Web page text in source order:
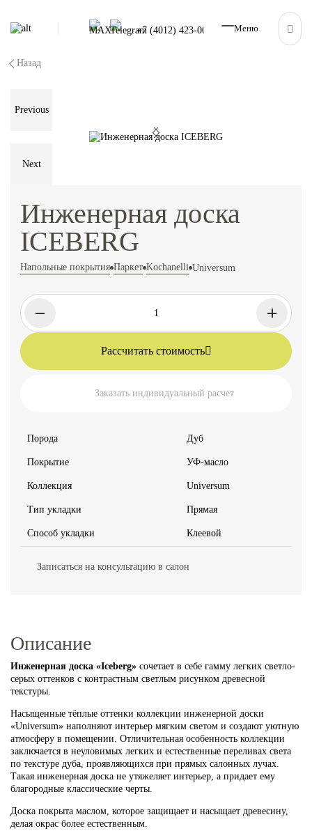
+7 (4012) 423-001 Меню
Назад
Previous
Next
Инженерная доска
ICEBERG
Напольные покрытия Паркет Kochanelli Universum
Рассчитать стоимость
Заказать индивидуальный расчет
Порода Дуб
Покрытие УФ-масло
Коллекция Universum
Тип укладки Прямая
Способ укладки Клеевой
Записаться на консультацию в салон
Описание
Инженерная доска «Iceberg» сочетает в себе гамму легких светло-
серых оттенков с контрастным светлым рисунком древесной
текстуры.
Насыщенные тёплые оттенки коллекции инженерной доски
«Universum» наполняют интерьер мягким светом и создают уютную
атмосферу в помещении. Отличительная особенность коллекции
заключается в неуловимых легких и естественные переливах света
по текстуре дуба, проявляющихся при прямых салонных лучах.
Такая инженерная доска не утяжеляет интерьер, а придает ему
благородные классические черты.
Доска покрыта маслом, которое защищает и насыщает древесину,
делая окрас более естественным.